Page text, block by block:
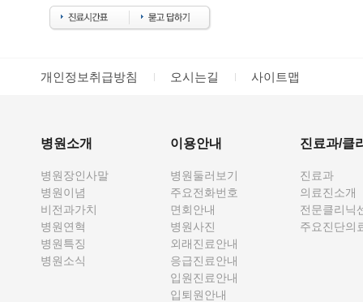
개인정보취급방침 오시는길 사이트맵
병원소개
병원장인사말
병원이념
비전과가치
병원연혁
병원특징
병원소식
이용안내
병원둘러보기
주요전화번호
면회안내
병원사진
외래진료안내
응급진료안내
입원진료안내
입퇴원안내
진료과/클
진료과
의료진소개
전문클리닉
주요진단의